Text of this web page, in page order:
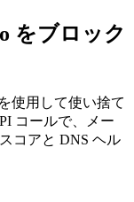
をブロック
使用して使い捨て
コールで、メー
コアと DNS ヘル